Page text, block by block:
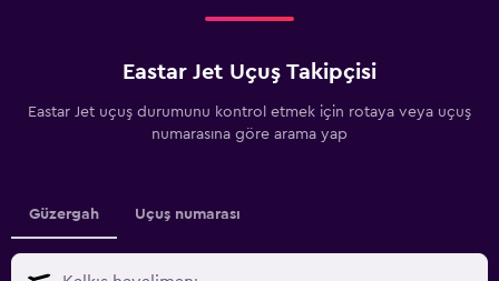
Eastar Jet Uçuş Takipçisi
Eastar Jet uçuş durumunu kontrol etmek için rotaya veya uçuş
numarasına göre arama yap
Güzergah Uçuş numarası